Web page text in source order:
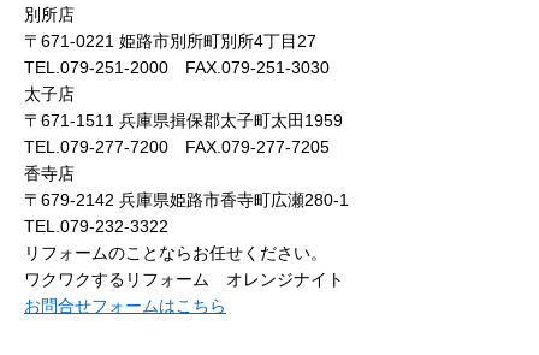
別所店
〒671-0221 姫路市別所町別所4丁目27
TEL.079-251-2000 FAX.079-251-3030
太子店
〒671-1511 兵庫県揖保郡太子町太田1959
TEL.079-277-7200 FAX.079-277-7205
香寺店
〒679-2142 兵庫県姫路市香寺町広瀬280-1
TEL.079-232-3322
リフォームのことならお任せください。
ワクワクするリフォーム オレンジナイト
お問合せフォームはこちら